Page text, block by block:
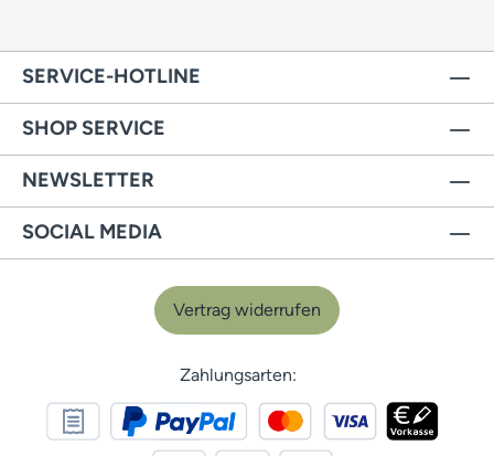
SERVICE-HOTLINE
SHOP SERVICE
NEWSLETTER
SOCIAL MEDIA
Vertrag widerrufen
Zahlungsarten: